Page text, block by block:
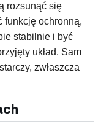
rozsunąć się
funkcję ochronną,
stabilnie i być
układ. Sam
zwłaszcza